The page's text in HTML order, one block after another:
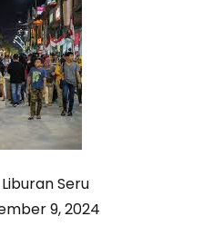
Liburan Seru
9, 2024